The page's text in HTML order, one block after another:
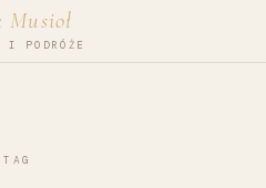
Musioł
I PODRÓŻE
TAG